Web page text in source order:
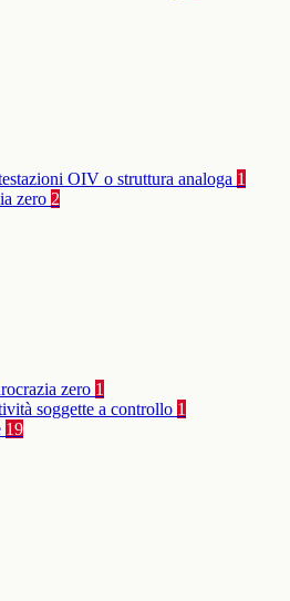
OIV o struttura analoga 1
zero 2
zero 1
soggette a controllo 1
19